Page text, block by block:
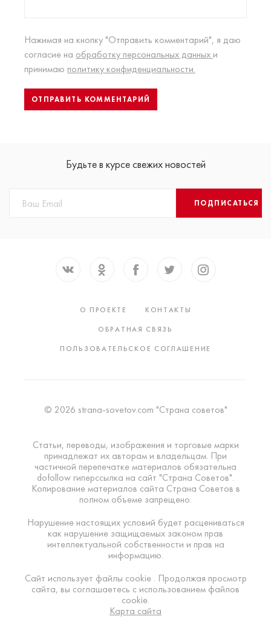
Нажимая на кнопку "Отправить комментарий", я даю
согласие на обработку персональных данных и
принимаю политику конфиденциальности.
Будьте в курсе свежих новостей
ПОДПИСАТЬСЯ
О ПРОЕКТЕ
КОНТАКТЫ
ОБРАТНАЯ СВЯЗЬ
ПОЛЬЗОВАТЕЛЬСКОЕ СОГЛАШЕНИЕ
© 2026 strana-sovetov.com "Страна советов"
Статьи, переводы, изображения и торговые марки
принадлежат их авторам и владельцам. При
частичной перепечатке материалов обязательна
dofollow гиперссылка на сайт "Страна Советов".
Копирование материалов сайта Страна Советов в
полном объеме запрещено.
Нарушение настоящих условий будет расцениваться
как нарушение защищаемых законом прав
интеллектуальной собственности и прав на
информацию.
Сайт использует файлы cookie . Продолжая просмотр
сайта, вы соглашаетесь с использованием файлов
cookie.
Карта сайта